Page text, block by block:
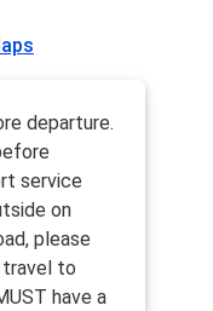
departure.
service
on
please
to
have a